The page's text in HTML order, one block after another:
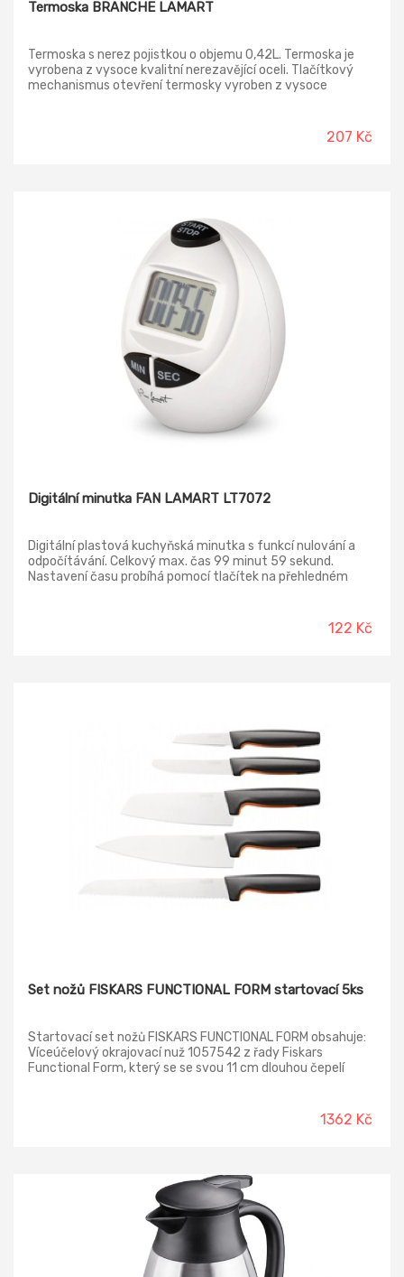
Termoska BRANCHE LAMART
Termoska s nerez pojistkou o objemu 0,42L. Termoska je
vyrobena z vysoce kvalitní nerezavějící oceli. Tlačítkový
mechanismus otevření termosky vyroben z vysoce
207 Kč
Digitální minutka FAN LAMART LT7072
Digitální plastová kuchyňská minutka s funkcí nulování a
odpočítávání. Celkový max. čas 99 minut 59 sekund.
Nastavení času probíhá pomocí tlačítek na přehledném
122 Kč
Set nožů FISKARS FUNCTIONAL FORM startovací 5ks
Startovací set nožů FISKARS FUNCTIONAL FORM obsahuje:
Víceúčelový okrajovací nuž 1057542 z řady Fiskars
Functional Form, který se se svou 11 cm dlouhou čepelí
krájení potravin s kůrkou, jako například čerstvého pečiva
nebo menšího chlebíku. Setkat se můžete též s názvem
také jako jídelní nuž na steaky. Univerzální nůž Santoku
1057536 s 17 cm čepelí je nožem asijského typu pro
snadnou přípravu masa, ryb a zeleniny. Velký kuchařský nůž
1057534 se silnou 21 cm čepelí je ideální pro krájení velkých
kusů masa a zeleniny. Velký nůž 1057538 s 21 cm dlouhou
zoubkovanou čepelí výborně poslouží, pokud potřebujete
nakrájet chleba, bagety či pečivo.
1362 Kč